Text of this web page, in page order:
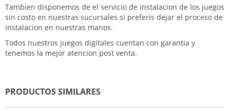
Tambien disponemos de el servicio de instalacion de los juegos
sin costo en nuestras sucursales si preferis dejar el proceso de
instalacion en nuestras manos.
Todos nuestros juegos digitales cuentan con garantia y
tenemos la mejor atencion post venta.
PRODUCTOS SIMILARES